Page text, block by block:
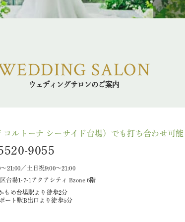
SALON
ウェディングサロンのご案内
コルトーナ シーサイド台場）でも打ち合わせ可
9055
21:00／土日祝9:00～21:00
台場1-7-1アクアシティ Bzone 6階
もめ台場駅より徒歩2分
ート駅B出口より徒歩5分